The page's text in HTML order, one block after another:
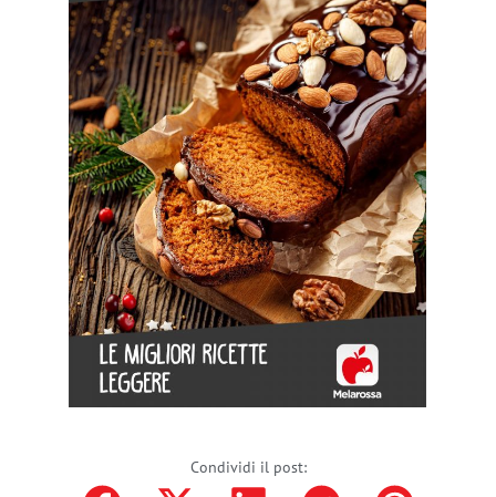
Condividi il post: